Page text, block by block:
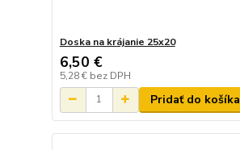
Doska na krájanie 25x20
6,50 €
5,28 € bez DPH
Pridať do košíka